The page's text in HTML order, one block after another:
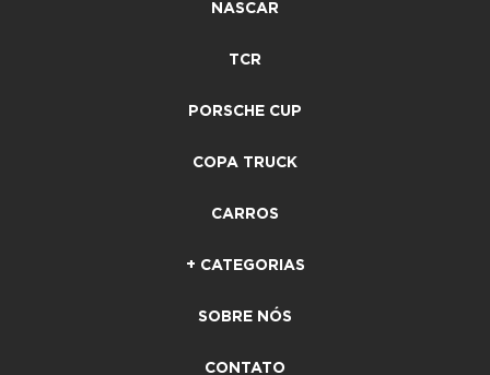
NASCAR
TCR
PORSCHE CUP
COPA TRUCK
CARROS
+ CATEGORIAS
SOBRE NÓS
CONTATO